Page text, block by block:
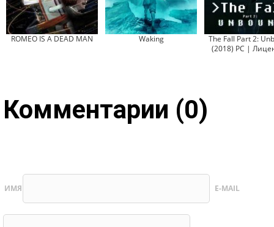
ROMEO IS A DEAD MAN Waking
The Fall Part 2:
(2018) PC |
Комментарии (0)
ИМЯ E-MAIL